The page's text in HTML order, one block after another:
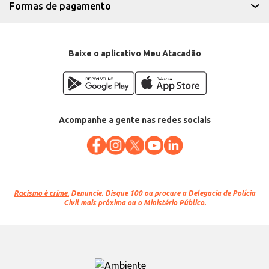
Departamento: Utilidades domésticas
Categoria: Pano e toalha de limpeza
Dimensões: 48cm x 1,00m
Formas de pagamento
Baixe o aplicativo Meu Atacadão
Acompanhe a gente nas redes sociais
Racismo é crime. Denuncie. Disque 100 ou procure a Delegacia de Polícia
Civil mais próxima ou o Ministério Público.